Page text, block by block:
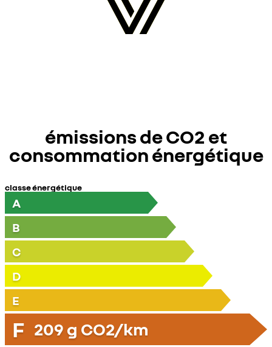
émissions de CO2 et
consommation énergétique
classe énergétique
A
B
C
D
E
F 209 g CO2/km